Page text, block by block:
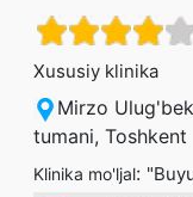
Xususiy klinika
Mirzo
tumani, Toshkent
Klinika mo'ljal: